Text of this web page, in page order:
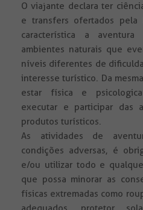
O viajante declara ter
e transfers ofertados pela
característica a
ambientes naturais que
níveis diferentes de
interesse turístico. Da
estar física e
executar e participar das
produtos turísticos.
As atividades de
condições adversas, é
e/ou utilizar todo e
que possa minorar as
físicas extremadas como